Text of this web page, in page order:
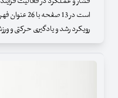
است در 13
رویکرد رشد و یادگیری حرکتی و